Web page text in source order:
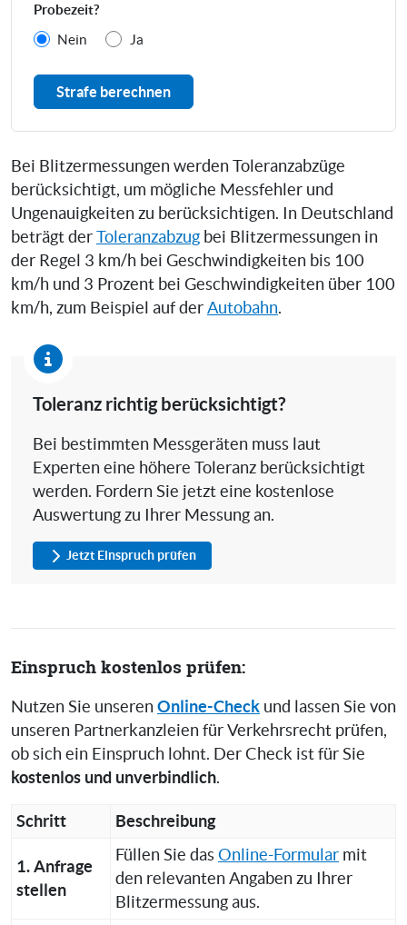
Probezeit?
Nein Ja
Strafe berechnen
Bei Blitzermessungen werden Toleranzabzüge
berücksichtigt, um mögliche Messfehler und
Ungenauigkeiten zu berücksichtigen. In Deutschland
beträgt der Toleranzabzug bei Blitzermessungen in
der Regel 3 km/h bei Geschwindigkeiten bis 100
km/h und 3 Prozent bei Geschwindigkeiten über 100
km/h, zum Beispiel auf der Autobahn.
Toleranz richtig berücksichtigt?
Bei bestimmten Messgeräten muss laut
Experten eine höhere Toleranz berücksichtigt
werden. Fordern Sie jetzt eine kostenlose
Auswertung zu Ihrer Messung an.
Jetzt Einspruch prüfen
Einspruch kostenlos prüfen:
Nutzen Sie unseren Online-Check und lassen Sie von
unseren Partnerkanzleien für Verkehrsrecht prüfen,
ob sich ein Einspruch lohnt. Der Check ist für Sie
kostenlos und unverbindlich.
Schritt Beschreibung
1. Anfrage
stellen
Füllen Sie das Online-Formular mit
den relevanten Angaben zu Ihrer
Blitzermessung aus.